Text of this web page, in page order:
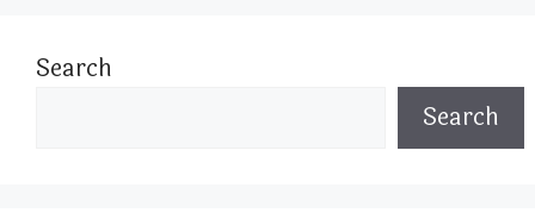
Search
Search